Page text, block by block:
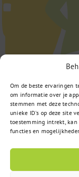
Om de beste ervaringen
om informatie over je
stemmen met deze
unieke ID's op deze site
toestemming intrekt, kan
functies en
3542